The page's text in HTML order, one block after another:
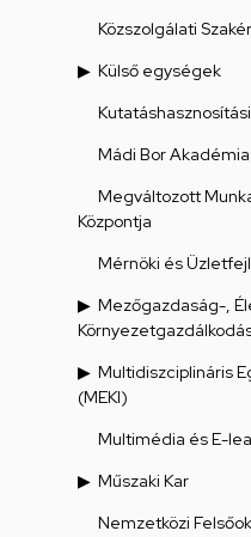
Közszolgálati
Külső egységek
Mádi Bor Akadémia
Megváltozott
Központja
Mérnöki és
Mezőgazdaság-,
Multidiszciplináris
(MEKI)
Multimédia és E-
Műszaki Kar
Nemzetközi